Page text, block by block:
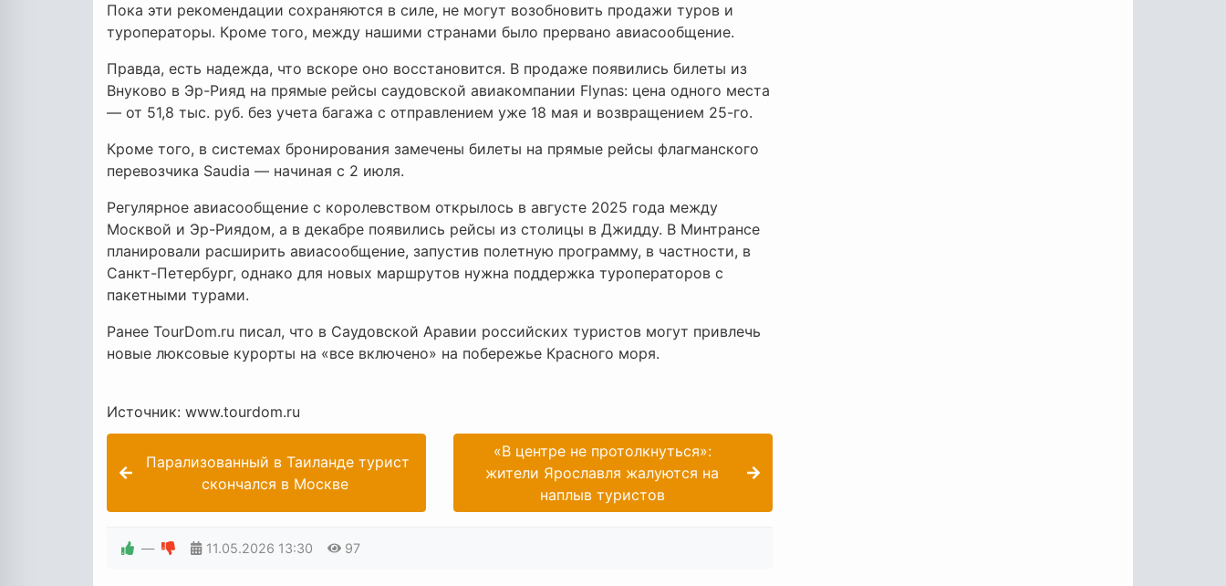
Пока эти рекомендации сохраняются в силе, не могут возобновить продажи туров и
туроператоры. Кроме того, между нашими странами было прервано авиасообщение.
Правда, есть надежда, что вскоре оно восстановится. В продаже появились билеты из
Внуково в Эр-Рияд на прямые рейсы саудовской авиакомпании Flynas: цена одного места
— от 51,8 тыс. руб. без учета багажа с отправлением уже 18 мая и возвращением 25-го.
Кроме того, в системах бронирования замечены билеты на прямые рейсы флагманского
перевозчика Saudia — начиная с 2 июля.
Регулярное авиасообщение с королевством открылось в августе 2025 года между
Москвой и Эр-Риядом, а в декабре появились рейсы из столицы в Джидду. В Минтрансе
планировали расширить авиасообщение, запустив полетную программу, в частности, в
Санкт-Петербург, однако для новых маршрутов нужна поддержка туроператоров с
пакетными турами.
Ранее TourDom.ru писал, что в Саудовской Аравии российских туристов могут привлечь
новые люксовые курорты на «все включено» на побережье Красного моря.
Источник: www.tourdom.ru
Парализованный в Таиланде турист
скончался в Москве
«В центре не протолкнуться»:
жители Ярославля жалуются на
наплыв туристов
— 11.05.2026 13:30 97